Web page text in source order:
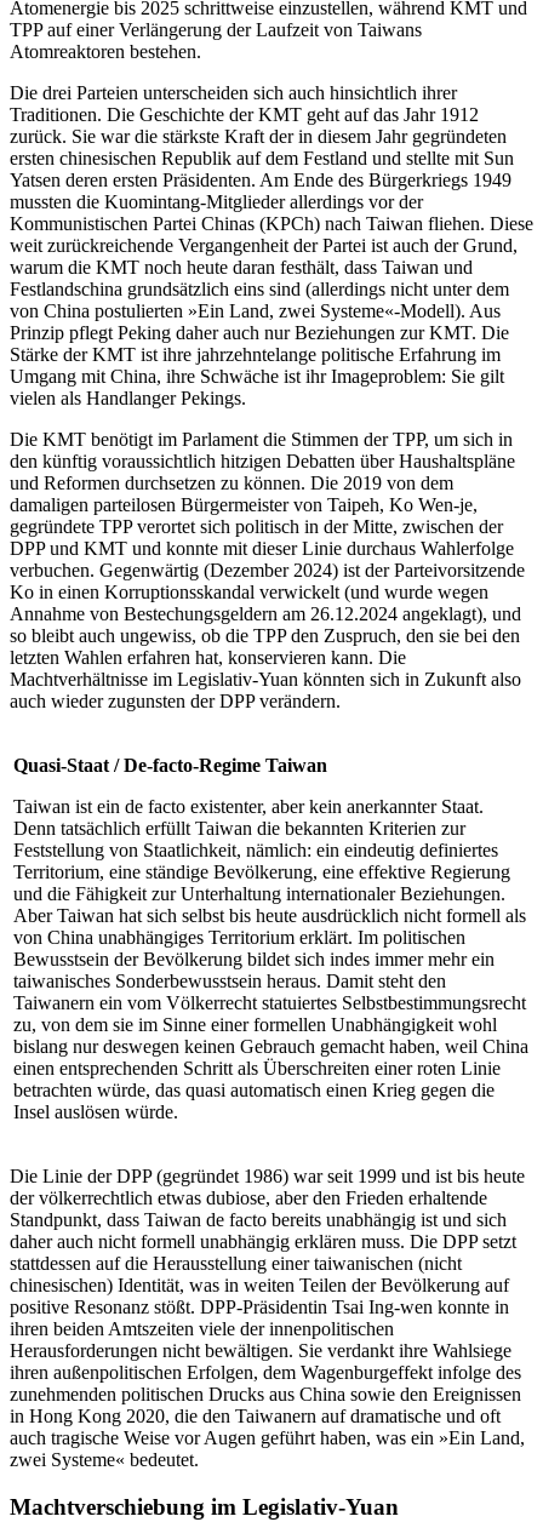
Atomenergie bis 2025 schrittweise ein­zustellen, während KMT und
TPP auf einer Verlän­gerung der Laufzeit von Taiwans
Atomreaktoren bestehen.
Die drei Parteien unterscheiden sich auch hinsichtlich ihrer
Traditionen. Die Geschichte der KMT geht auf das Jahr 1912
zurück. Sie war die stärkste Kraft der in diesem Jahr gegründeten
ersten chinesischen Republik auf dem Festland und stellte mit Sun
Yatsen deren ersten Präsidenten. Am Ende des Bürgerkriegs 1949
mussten die Kuomintang-Mitglieder allerdings vor der
Kommunistischen Partei Chinas (KPCh) nach Taiwan fliehen. Diese
weit zurückreichende Vergangenheit der Partei ist auch der Grund,
warum die KMT noch heute daran festhält, dass Taiwan und
Festlands­china grundsätzlich eins sind (allerdings nicht unter dem
von China postulierten »Ein Land, zwei Systeme«-Modell). Aus
Prinzip pflegt Peking daher auch nur Beziehungen zur KMT. Die
Stärke der KMT ist ihre jahrzehntelange politische Erfahrung im
Um­gang mit China, ihre Schwäche ist ihr Imageproblem: Sie gilt
vielen als Handlanger Pekings.
Die KMT benötigt im Parlament die Stimmen der TPP, um sich in
den künftig voraussichtlich hitzigen Debatten über Haushaltspläne
und Reformen durch­setzen zu können. Die 2019 von dem
damaligen parteilosen Bürgermeister von Taipeh, Ko Wen-je,
gegründete TPP verortet sich politisch in der Mitte, zwischen der
DPP und KMT und konnte mit dieser Linie durchaus Wahlerfolge
verbuchen. Gegenwärtig (Dezember 2024) ist der Parteivorsitzende
Ko in einen Korruptionsskandal verwickelt (und wurde wegen
Annahme von Bestechungsgeldern am 26.12.2024 angeklagt), und
so bleibt auch ungewiss, ob die TPP den Zuspruch, den sie bei den
letzten Wahlen er­fahren hat, konservieren kann. Die
Machtverhältnisse im Legislativ-Yuan könnten sich in Zukunft also
auch wieder zugunsten der DPP verändern.
Quasi-Staat / De-facto-Regime Taiwan
Taiwan ist ein de facto existenter, aber kein anerkannter Staat.
Denn tatsächlich erfüllt Taiwan die bekannten Kriterien zur
Feststellung von Staatlichkeit, nämlich: ein eindeutig definiertes
Territorium, eine ständige Bevöl­kerung, eine effektive Regierung
und die Fähigkeit zur Unterhaltung internationaler Beziehungen.
Aber Taiwan hat sich selbst bis heute ausdrücklich nicht formell als
von China unabhängiges Territorium erklärt. Im poli­tischen
Bewusstsein der Bevölkerung bildet sich indes immer mehr ein
taiwanisches Sonderbewusstsein heraus. Damit steht den
Taiwanern ein vom Völkerrecht statu­iertes Selbstbestimmungsrecht
zu, von dem sie im Sinne einer formellen Unabhängigkeit wohl
bislang nur des­wegen keinen Gebrauch gemacht haben, weil China
einen entsprechenden Schritt als Überschreiten einer roten Linie
betrachten würde, das quasi automatisch einen Krieg gegen die
Insel auslösen würde.
Die Linie der DPP (gegründet 1986) war seit 1999 und ist bis heute
der völkerrechtlich etwas dubiose, aber den Frieden erhaltende
Standpunkt, dass Taiwan de facto bereits unabhängig ist und sich
daher auch nicht formell unabhängig erklären muss. Die DPP setzt
stattdessen auf die Herausstellung einer taiwa­nischen (nicht
chinesischen) Identität, was in weiten Teilen der Bevölkerung auf
positive Resonanz stößt. DPP-Präsidentin Tsai Ing-wen konnte in
ihren beiden Amtszeiten viele der innenpolitischen
Herausforderungen nicht bewältigen. Sie verdankt ihre Wahlsiege
ihren außenpolitischen Erfolgen, dem Wagenburg­effekt infolge des
zunehmenden politischen Drucks aus China sowie den Ereignissen
in Hong Kong 2020, die den Taiwanern auf dramatische und oft
auch tragische Weise vor Augen geführt haben, was ein »Ein Land,
zwei Systeme« bedeutet.
Machtverschiebung im Legislativ-Yuan